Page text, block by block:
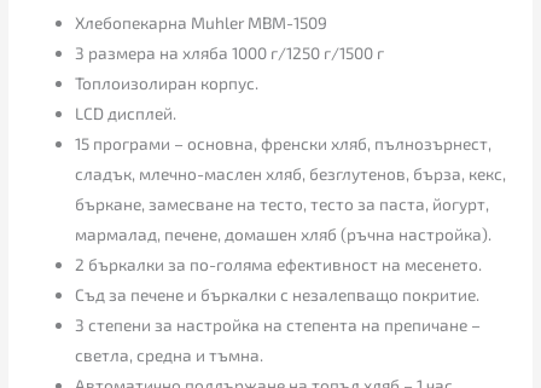
Хлебопекарна Muhler MBM-1509
3 размера на хляба 1000 г/1250 г/1500 г
Топлоизолиран корпус.
LCD дисплей.
15 програми – основна, френски хляб, пълнозърнест,
сладък, млечно-маслен хляб, безглутенов, бърза, кекс,
бъркане, замесване на тесто, тесто за паста, йогурт,
мармалад, печене, домашен хляб (ръчна настройка).
2 бъркалки за по-голяма ефективност на месенето.
Съд за печене и бъркалки с незалепващо покритие.
3 степени за настройка на степента на препичане –
светла, средна и тъмна.